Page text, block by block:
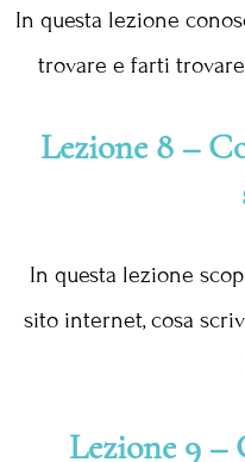
In questa lezione
trovare e farti
Lezione 8 –
In questa lezione
sito internet, cosa
Lezione 9 –